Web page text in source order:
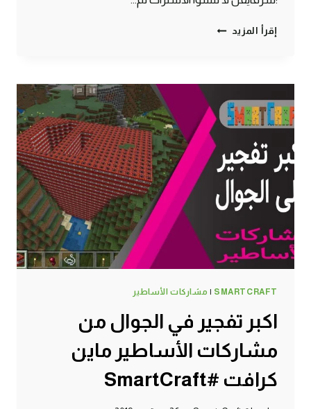
إقرأ المزيد الحلقة
نص
اوتوماتيك
بمساعدة
أدم
سرفايفل
ماين
كرافت
SMARTCRAFT
| مشاركات الأساطير
اكبر تفجير في الجوال من
مشاركات الأساطير ماين
كرافت #SmartCraft